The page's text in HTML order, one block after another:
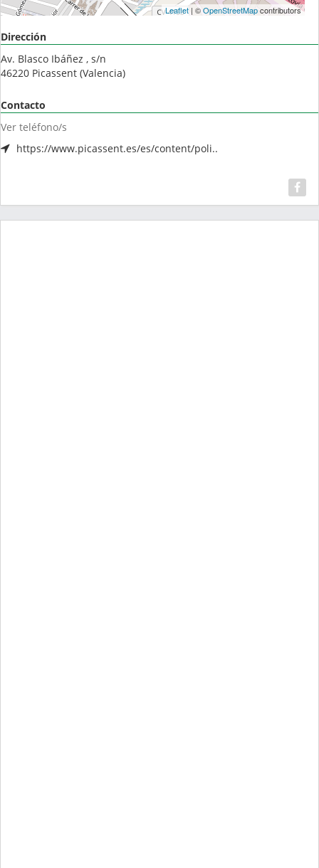
Leaflet| ©OpenStreetMapcontributors
Dirección
Av. Blasco Ibáñez , s/n
46220 Picassent (Valencia)
Contacto
Ver teléfono/s
https://www.picassent.es/es/content/poli..